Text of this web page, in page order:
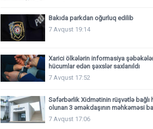
Bakıda parkdan oğurluq edilib
7 Avqust 19:14
Xarici ölkələrin informasiya
hücumlar edən şəxslər saxlanıldı
7 Avqust 17:52
Səfərbərlik Xidmətinin rüşvətlə bağlı
olunan 3 əməkdaşının məhkəməsi
7 Avqust 17:06